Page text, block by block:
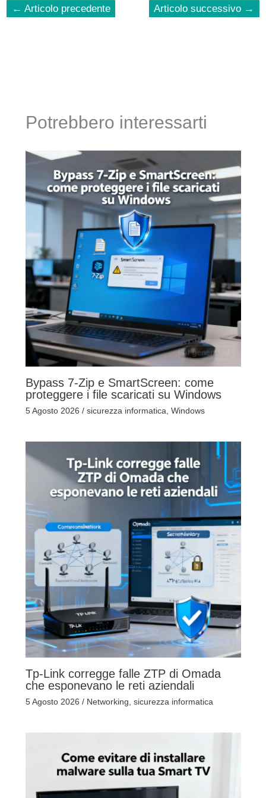
← Articolo precedente Articolo successivo →
Potrebbero interessarti
Bypass 7-Zip e SmartScreen: come
proteggere i file scaricati su Windows
5 Agosto 2026 / sicurezza informatica Windows
Tp-Link corregge falle ZTP di Omada
che esponevano le reti aziendali
5 Agosto 2026 / Networking sicurezza informatica